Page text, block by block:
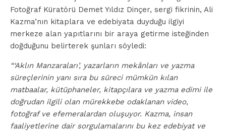
Fotoğraf Küratörü Demet Yıldız Dinçer, sergi fikrinin, Ali
Kazma’nın kitaplara ve edebiyata duyduğu ilgiyi
merkeze alan yapıtlarını bir araya getirme isteğinden
doğduğunu belirterek şunları söyledi:
“‘Aklın Manzaraları’, yazarların mekânları ve yazma
süreçlerinin yanı sıra bu süreci mümkün kılan
matbaalar, kütüphaneler, kitapçılara ve yazma edimi ile
doğrudan ilgili olan mürekkebe odaklanan video,
fotoğraf ve efemeralardan oluşuyor. Kazma, insan
faaliyetlerine dair sorgulamalarını bu kez edebiyat ve